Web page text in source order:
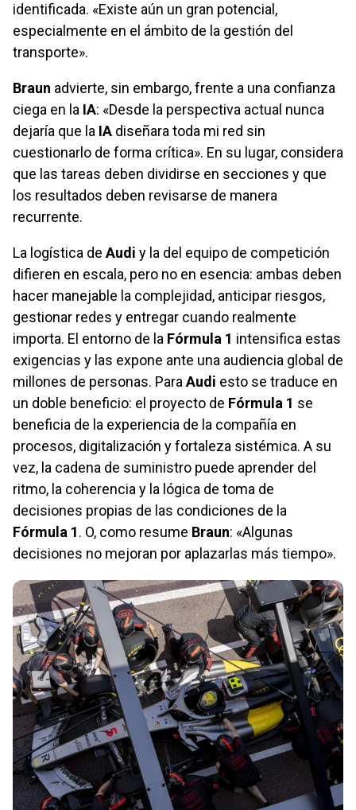
identificada. «Existe aún un gran potencial,
especialmente en el ámbito de la gestión del
transporte».
Braun advierte, sin embargo, frente a una confianza
ciega en la IA: «Desde la perspectiva actual nunca
dejaría que la IA diseñara toda mi red sin
cuestionarlo de forma crítica». En su lugar, considera
que las tareas deben dividirse en secciones y que
los resultados deben revisarse de manera
recurrente.
La logística deAudi y la del equipo de competición
difieren en escala, pero no en esencia: ambas deben
hacer manejable la complejidad, anticipar riesgos,
gestionar redes y entregar cuando realmente
importa. El entorno de la Fórmula 1 intensifica estas
exigencias y las expone ante una audiencia global de
millones de personas. ParaAudi esto se traduce en
un doble beneficio: el proyecto de Fórmula 1 se
beneficia de la experiencia de la compañía en
procesos, digitalización y fortaleza sistémica. A su
vez, la cadena de suministro puede aprender del
ritmo, la coherencia y la lógica de toma de
decisiones propias de las condiciones de la
Fórmula 1. O, como resume Braun: «Algunas
decisiones no mejoran por aplazarlas más tiempo».